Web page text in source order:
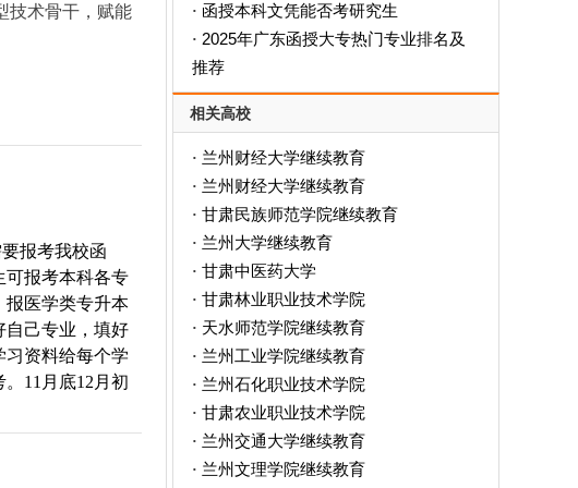
技术骨干，赋能
报考我校函
可报考本科各专
报医学类专升本
自己专业，填好
资料给每个学
11月底12月初
· 函授本科文凭能否考研究生
· 2025年广东函授大专热门专业排名及
推荐
相关高校
· 兰州财经大学继续教育
· 兰州财经大学继续教育
· 甘肃民族师范学院继续教育
· 兰州大学继续教育
· 甘肃中医药大学
· 甘肃林业职业技术学院
· 天水师范学院继续教育
· 兰州工业学院继续教育
· 兰州石化职业技术学院
· 甘肃农业职业技术学院
· 兰州交通大学继续教育
· 兰州文理学院继续教育